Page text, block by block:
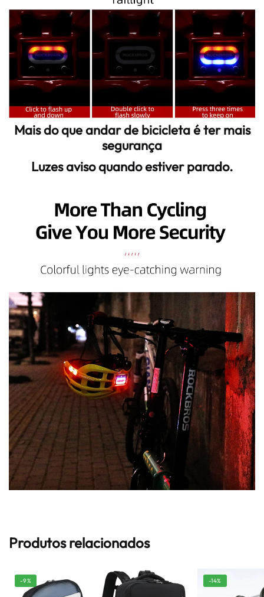
Mais do que andar de bicicleta é ter mais
segurança
Luzes aviso quando estiver parado.
Produtos relacionados
-9% -14%